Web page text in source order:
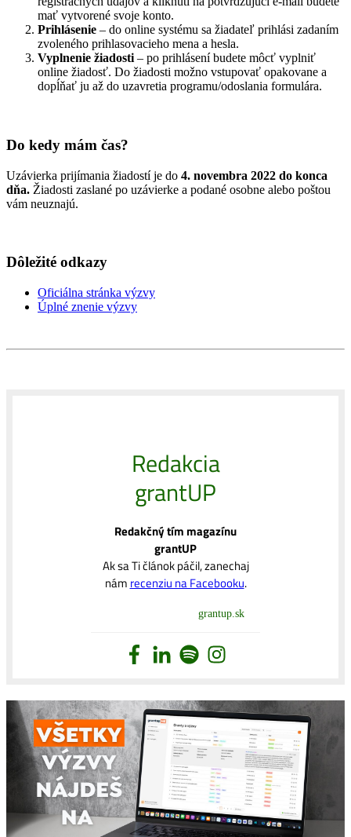
mať vytvorené svoje konto.
Prihlásenie – do online systému sa žiadateľ prihlási zadaním
zvoleného prihlasovacieho mena a hesla.
Vyplnenie žiadosti – po prihlásení budete môcť vyplniť
online žiadosť. Do žiadosti možno vstupovať opakovane a
dopĺňať ju až do uzavretia programu/odoslania formulára.
Do kedy mám čas?
Uzávierka prijímania žiadostí je do 4. novembra 2022 do konca
dňa. Žiadosti zaslané po uzávierke a podané osobne alebo poštou
vám neuznajú.
Dôležité odkazy
Oficiálna stránka výzvy
Úplné znenie výzvy
Redakcia
grantUP
Redakčný tím magazínu
grantUP
Ak sa Ti článok páčil, zanechaj
nám recenziu na Facebooku.
grantup.sk